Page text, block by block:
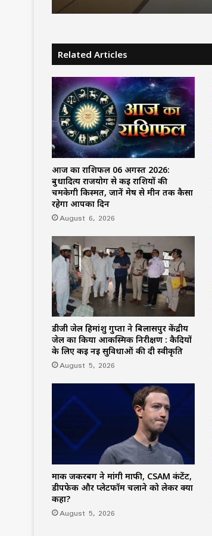
Related Articles
आज का राशिफल 06 अगस्त 2026:
बुधादित्य राजयोग से कई राशियों की
चमकेगी किस्मत, जानें मेष से मीन तक कैसा
रहेगा आपका दिन
August 6, 2026
डीजी जेल हिमांशु गुप्ता ने बिलासपुर केंद्रीय
जेल का किया आकस्मिक निरीक्षण : कैदियों
के लिए कई नई सुविधाओं की दी स्वीकृति
August 5, 2026
मार्क जकरबर्ग ने मांगी माफी, CSAM कंटेंट,
डीपफेक और प्लेटफॉर्म चलाने को लेकर क्या
कहा?
August 5, 2026